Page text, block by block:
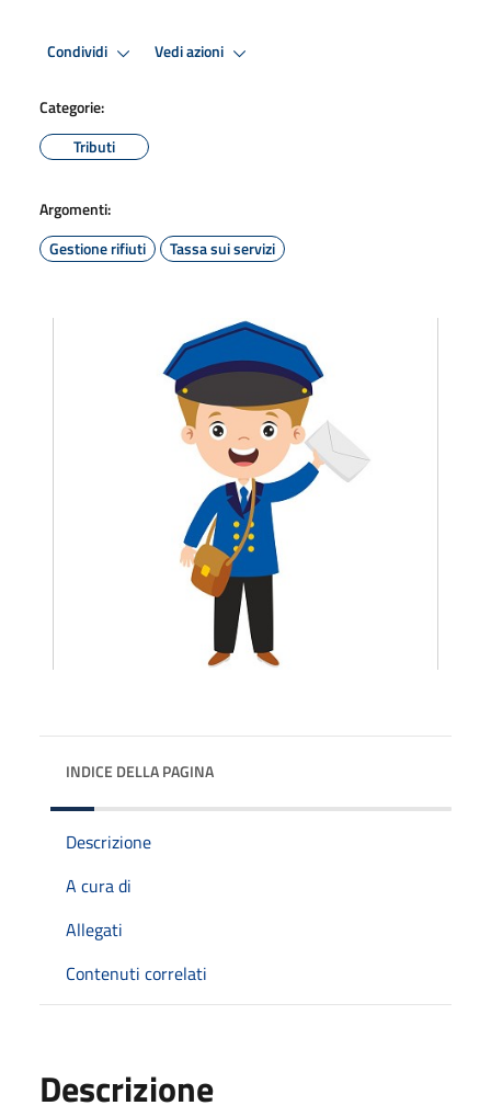
Condividi Vedi azioni
Categorie:
Tributi
Argomenti:
Gestione rifiuti
Tassa sui servizi
INDICE DELLA PAGINA
Descrizione
A cura di
Allegati
Contenuti correlati
Descrizione